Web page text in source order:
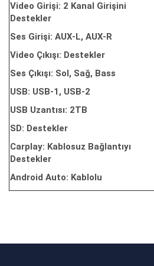
Video Girişi: 2 Kanal Girişini
Destekler
Ses Girişi: AUX-L, AUX-R
Video Çıkışı: Destekler
Ses Çıkışı: Sol, Sağ, Bass
USB: USB-1, USB-2
USB Uzantısı: 2TB
SD: Destekler
Carplay: Kablosuz Bağlantıyı
Destekler
Android Auto: Kablolu